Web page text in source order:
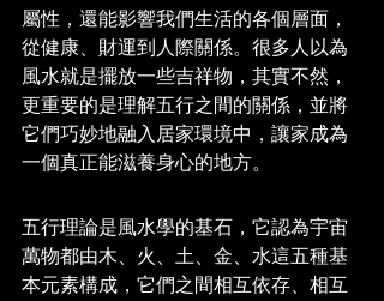
屬性，還能影響我們生活的各個層面，
從健康、財運到人際關係。很多人以為
風水就是擺放一些吉祥物，其實不然，
更重要的是理解五行之間的關係，並將
它們巧妙地融入居家環境中，讓家成為
一個真正能滋養身心的地方。
五行理論是風水學的基石，它認為宇宙
萬物都由木、火、土、金、水這五種基
本元素構成，它們之間相互依存、相互